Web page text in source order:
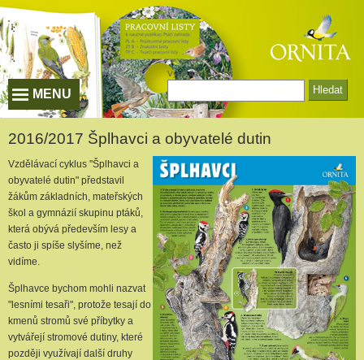
Vyhledávání
MENU
2016/2017 Šplhavci a obyvatelé dutin
Vzdělávací cyklus "Šplhavci a
obyvatelé dutin" představil
žákům základních, mateřských
škol a gymnázií skupinu ptáků,
která obývá především lesy a
často ji spíše slyšíme, než
vidíme.
Šplhavce bychom mohli nazvat
"lesními tesaři", protože tesají do
kmenů stromů své příbytky a
vytvářejí stromové dutiny, které
později využívají další druhy